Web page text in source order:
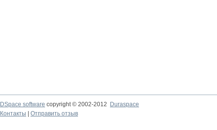
DSpace software copyright © 2002-2012
Duraspace
Контакты
Отправить отзыв